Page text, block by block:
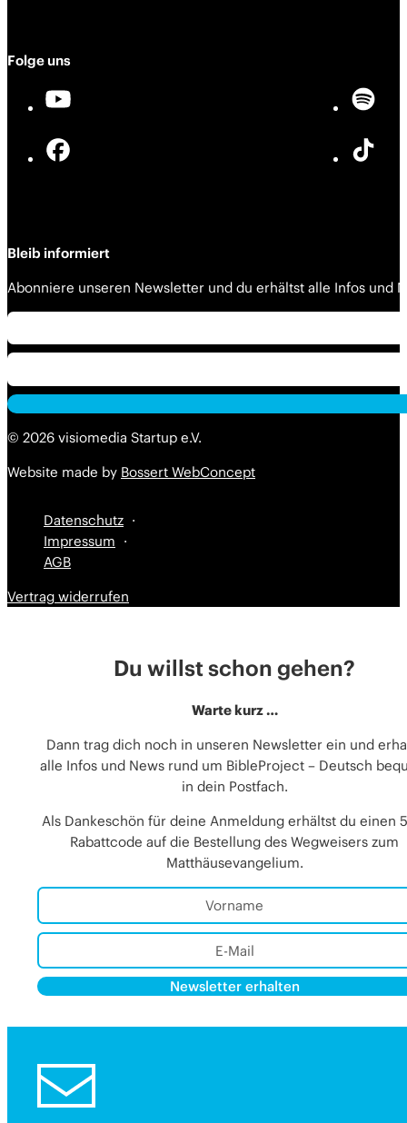
Folge uns
Bleib informiert
Abonniere unseren Newsletter und du erhältst alle Infos und
© 2026 visiomedia Startup e.V.
Website made by Bossert WebConcept
Datenschutz
Impressum
AGB
Vertrag widerrufen
Du willst schon gehen?
Warte kurz …
Dann trag dich noch in unseren Newsletter ein und
alle Infos und News rund um BibleProject – Deutsch
in dein Postfach.
Als Dankeschön für deine Anmeldung erhältst du einen
Rabattcode auf die Bestellung des Wegweisers zum
Matthäusevangelium.
Newsletter erhalten